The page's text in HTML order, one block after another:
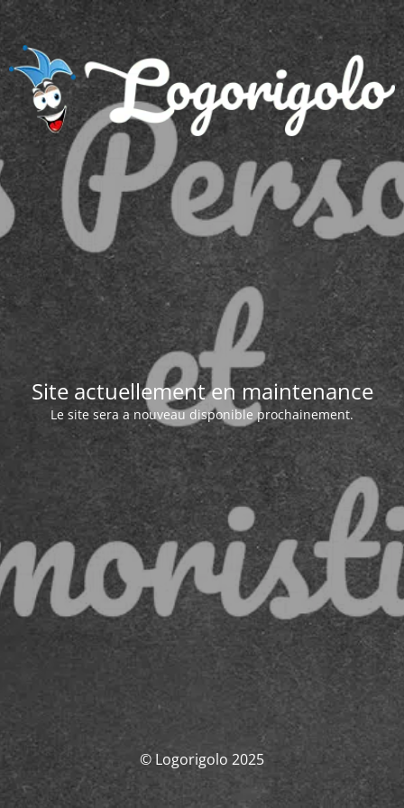
Site actuellement en maintenance
Le site sera a nouveau disponible prochainement.
© Logorigolo 2025